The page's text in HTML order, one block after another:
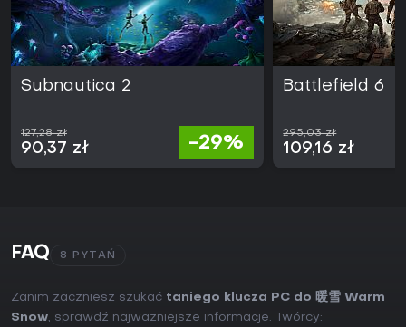
Subnautica 2
127,28 zł
90,37 zł -29%
Battlefield 6
295,03 zł
109,16 zł
FAQ 8 PYTAŃ
Zanim zaczniesz szukać taniego klucza PC do 暖雪 Warm
Snow, sprawdź najważniejsze informacje. Twórcy: